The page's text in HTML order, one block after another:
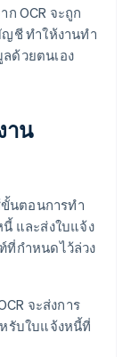
OCR จะถูก
ชี ทําให้งานทํา
ด้วยตนเอง
าน
ขั้นตอนการทํา
และส่งใบแจ้ง
กําหนดไว้ล่วง
จะส่งการ
รับใบแจ้งหนี้ที่